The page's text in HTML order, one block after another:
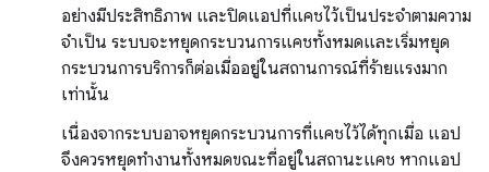
อย่างมีประสิทธิภาพ และปิดแอปที่แคชไว้เป็นประจำตามความ
จำเป็น ระบบจะหยุดกระบวนการแคชทั้งหมดและเริ่มหยุด
กระบวนการบริการก็ต่อเมื่ออยู่ในสถานการณ์ที่ร้ายแรงมาก
เท่านั้น
เนื่องจากระบบอาจหยุดกระบวนการที่แคชไว้ได้ทุกเมื่อ แอป
จึงควรหยุดทํางานทั้งหมดขณะที่อยู่ในสถานะแคช หากแอป